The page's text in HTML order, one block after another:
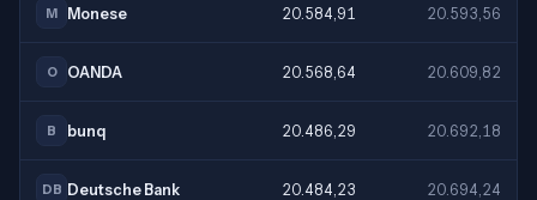
M Monese 20.584,91 20.593,56
O OANDA 20.568,64 20.609,82
B bunq 20.486,29 20.692,18
DB Deutsche Bank 20.484,23 20.694,24